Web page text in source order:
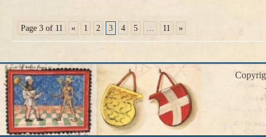
Page 3 of 11 « 1 2 3 4 5 11 »